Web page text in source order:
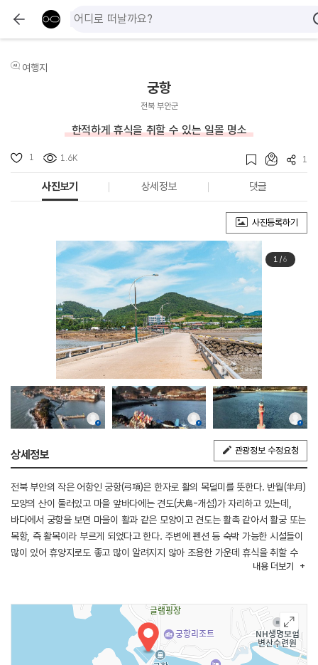
여행지
궁항
전북 부안군
한적하게 휴식을 취할 수 있는 일몰 명소
1 1.6K 1
사진보기 상세정보 댓글
사진등록하기
1/6
상세정보 관광정보 수정요청
전북 부안의 작은 어항인 궁항(弓項)은 한자로 활의 목덜미를 뜻한다. 반월(半月)
모양의 산이 둘러있고 마을 앞바다에는 견도(犬島-개섬)가 자리하고 있는데,
바다에서 궁항을 보면 마을이 활과 같은 모양이고 견도는 활촉 같아서 활궁 또는
목항, 즉 활목이라 부르게 되었다고 한다. 주변에 펜션 등 숙박 가능한 시설들이
많이 있어 휴양지로도 좋고 많이 알려지지 않아 조용한 가운데 휴식을 취할 수
있는 곳이다. 그리 넓은 규모는 아니지만 방파제 걷기, 마을 탐방과 바닷가에서
낙조를 바라볼 수 있다.
내용 더보기